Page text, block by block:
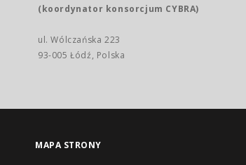
(koordynator konsorcjum CYBRA)
ul. Wólczańska 223
93-005 Łódź, Polska
MAPA STRONY